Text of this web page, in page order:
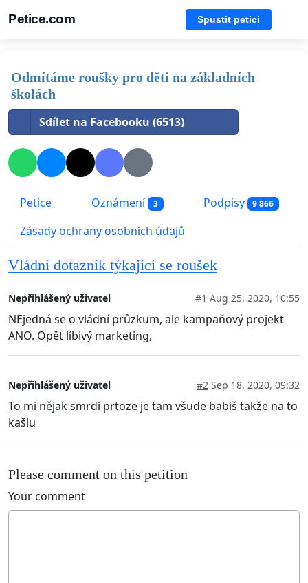
Petice.com Spustit petici
Odmítáme roušky pro děti na základních
školách
Sdílet na Facebooku (6513)
Petice Oznámení 3 Podpisy 9 866
Zásady ochrany osobních údajů
Vládní dotazník týkající se roušek
Nepřihlášený uživatel #1 Aug 25, 2020, 10:55
NEjedná se o vládní průzkum, ale kampaňový projekt
ANO. Opět líbivý marketing,
Nepřihlášený uživatel #2 Sep 18, 2020, 09:32
To mi nějak smrdí prtoze je tam všude babiš takže na to
kašlu
Please comment on this petition
Your comment